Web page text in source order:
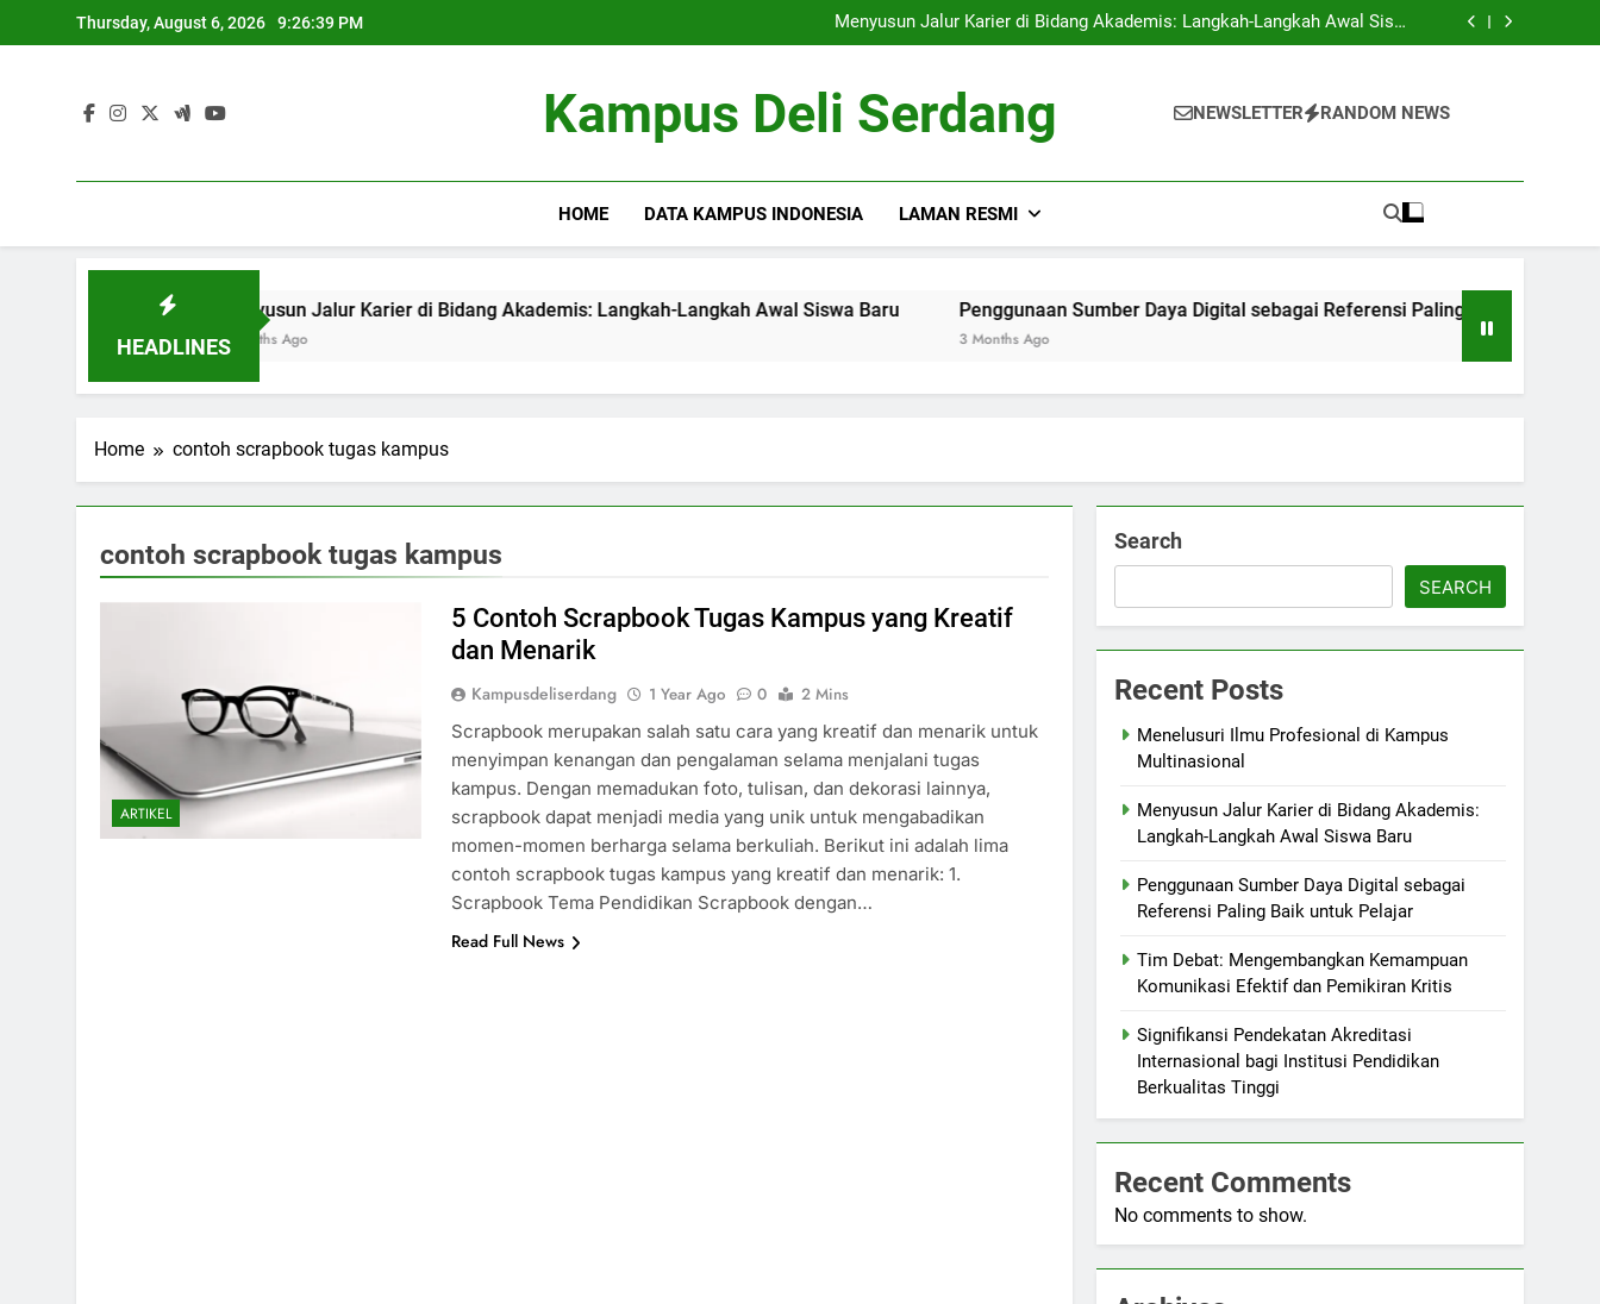
to
Thursday, August 6, 2026 9:26:39 PM
Menyusun Jalur Karier di Bidang Akademis: Langkah-Langkah Awal Siswa
Baru
Penggunaan Sumber Daya Digital sebagai Referensi Paling Baik untuk
Menyusun Jalur Karier di Bidang Akademis: Langkah-Langkah Awal Siswa
Penggunaan Sumber Daya Digital sebagai Referensi Paling Baik untuk
Kampus Deli Serdang NEWSLETTER RANDOM NEWS
HOME DATA KAMPUS INDONESIA LAMAN RESMI
HEADLINES
Menyusun Jalur Karier di Bidang Akademis: Langkah-Langkah Awal Siswa Baru
3 Months Ago
Penggunaan Sumber Daya Digital sebagai Referensi Paling Baik untuk Pelajar
3 Months Ago
Home contoh scrapbook tugas kampus
contoh scrapbook tugas kampus
ARTIKEL
5 Contoh Scrapbook Tugas Kampus yang Kreatif
dan Menarik
Kampusdeliserdang 1 Year Ago 0
2 Mins
Scrapbook merupakan salah satu cara yang kreatif dan menarik untuk
menyimpan kenangan dan pengalaman selama menjalani tugas
kampus. Dengan memadukan foto, tulisan, dan dekorasi lainnya,
scrapbook dapat menjadi media yang unik untuk mengabadikan
momen-momen berharga selama berkuliah. Berikut ini adalah lima
contoh scrapbook tugas kampus yang kreatif dan menarik: 1.
Scrapbook Tema Pendidikan Scrapbook dengan…
Read Full News
Search
SEARCH
Recent Posts
Menelusuri Ilmu Profesional di Kampus
Multinasional
Menyusun Jalur Karier di Bidang Akademis:
Langkah-Langkah Awal Siswa Baru
Penggunaan Sumber Daya Digital sebagai
Referensi Paling Baik untuk Pelajar
Tim Debat: Mengembangkan Kemampuan
Komunikasi Efektif dan Pemikiran Kritis
Signifikansi Pendekatan Akreditasi
Internasional bagi Institusi Pendidikan
Berkualitas Tinggi
Recent Comments
No comments to show.